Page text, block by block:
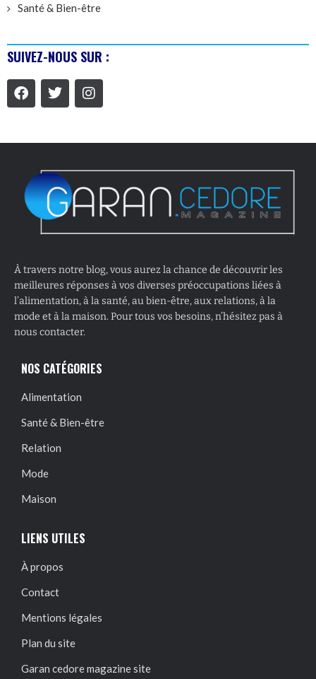
Santé & Bien-être
SUIVEZ-NOUS SUR :
À travers notre blog, vous aurez la chance de découvrir les
meilleures réponses à vos diverses préoccupations liées à
l’alimentation, à la santé, au bien-être, aux relations, à la
mode et à la maison. Pour tous vos besoins, n’hésitez pas à
nous contacter.
NOS CATÉGORIES
Alimentation
Santé & Bien-être
Relation
Mode
Maison
LIENS UTILES
À propos
Contact
Mentions légales
Plan du site
Garan cedore magazine site